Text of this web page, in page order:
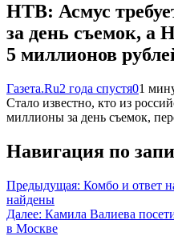
НТВ: Асмус
за день съемок, а
5 миллионов
Газета.Ru2 года спустя01
Стало известно, кто из
миллионы за день съемок,
Навигация по
Предыдущая: Комбо и ответ
найдены
Далее: Камила Валиева
в Москве